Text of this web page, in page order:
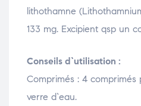
lithothamne
133 mg. Excipient qsp un
Conseils d`utilisation :
Comprimés : 4
verre d`eau.